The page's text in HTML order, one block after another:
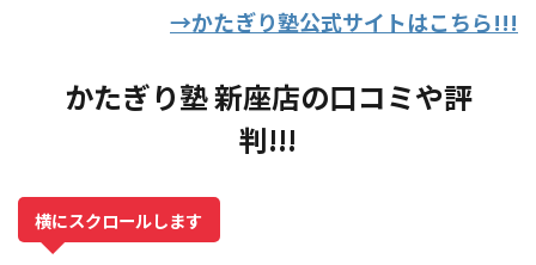
→かたぎり塾公式サイトはこちら!!!
かたぎり塾 新座店の口コミや評
判!!!
横にスクロールします